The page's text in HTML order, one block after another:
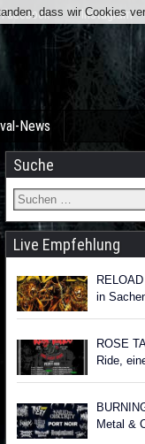
Facebook Instagram
News
Suche
Live Empfehlung
in
ROSE
Ride,
Metal &
dass wir Cookies